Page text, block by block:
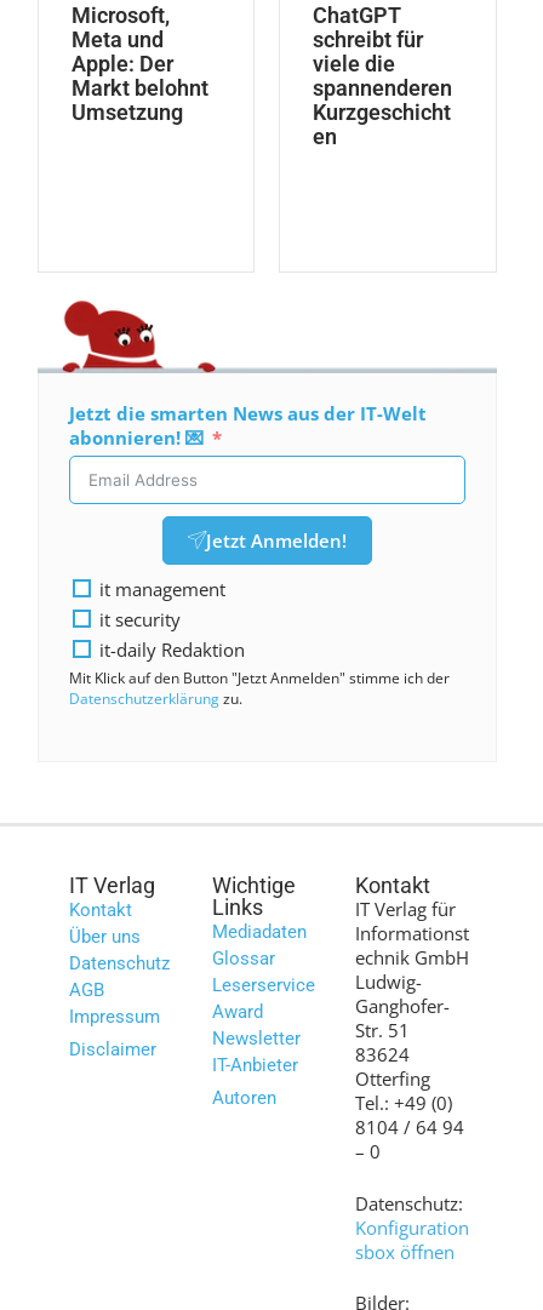
Microsoft,
Meta und
Apple: Der
Markt belohnt
Umsetzung
ChatGPT
schreibt für
viele die
spannenderen
Kurzgeschicht
en
Jetzt die smarten News aus der IT-Welt
abonnieren! 💌
Jetzt Anmelden!
it management
it security
it-daily Redaktion
Mit Klick auf den Button "Jetzt Anmelden" stimme ich der
Datenschutzerklärungzu.
IT Verlag
Kontakt
Über uns
Datenschutz
AGB
Impressum
Disclaimer
Wichtige
Links
Mediadaten
Glossar
Leserservice
Award
Newsletter
IT-Anbieter
Autoren
Kontakt
IT Verlag für
Informationst
echnik GmbH
Ludwig-
Ganghofer-
Str. 51
83624
Otterfing
Tel.: +49 (0)
8104 / 64 94
– 0
Datenschutz:
Konfiguration
sbox öffnen
Bilder: